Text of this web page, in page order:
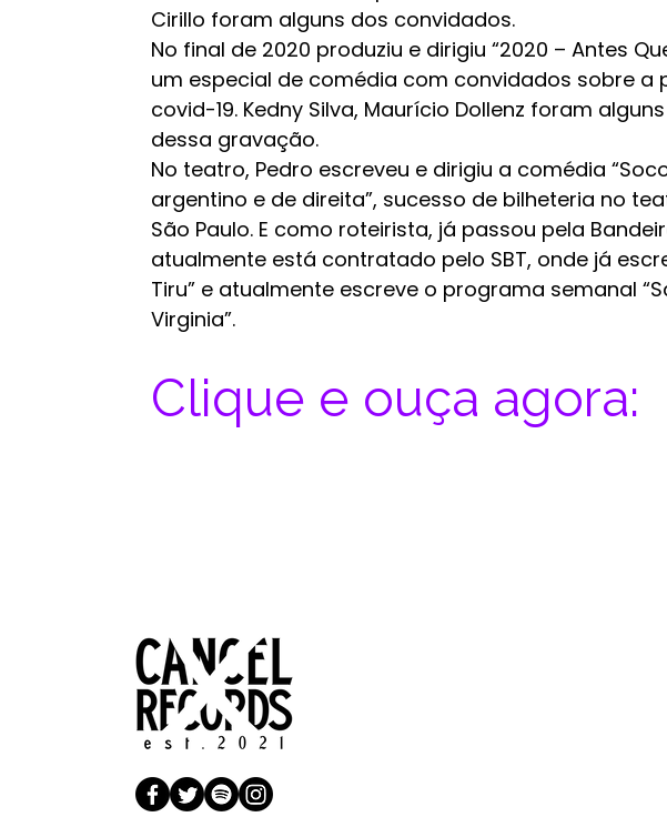
Cirillo foram alguns dos convidados.
No final de 2020 produziu e dirigiu “2020 – Antes
um especial de comédia com convidados sobre a
covid-19. Kedny Silva, Maurício Dollenz foram
dessa gravação.
No teatro, Pedro escreveu e dirigiu a comédia
argentino e de direita”, sucesso de bilheteria no
São Paulo. E como roteirista, já passou pela
atualmente está contratado pelo SBT, onde já
Tiru” e atualmente escreve o programa semanal
Virginia”.
Clique e ouça agora: